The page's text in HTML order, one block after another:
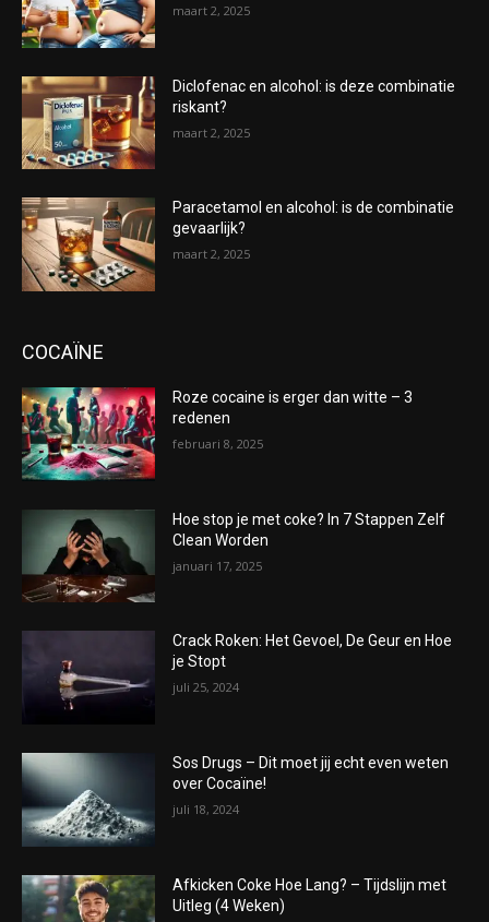
maart 2, 2025
Diclofenac en alcohol: is deze combinatie
riskant?
maart 2, 2025
Paracetamol en alcohol: is de combinatie
gevaarlijk?
maart 2, 2025
COCAÏNE
Roze cocaine is erger dan witte – 3
redenen
februari 8, 2025
Hoe stop je met coke? In 7 Stappen Zelf
Clean Worden
januari 17, 2025
Crack Roken: Het Gevoel, De Geur en Hoe
je Stopt
juli 25, 2024
Sos Drugs – Dit moet jij echt even weten
over Cocaïne!
juli 18, 2024
Afkicken Coke Hoe Lang? – Tijdslijn met
Uitleg (4 Weken)